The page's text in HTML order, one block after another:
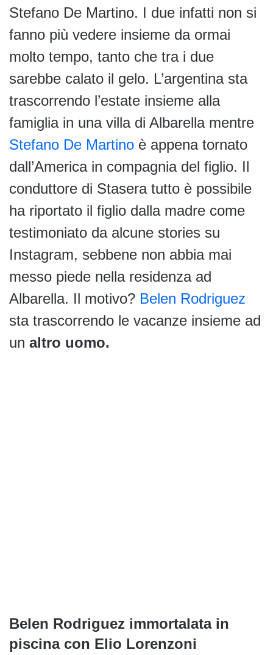
Stefano De Martino. I due infatti non si
fanno più vedere insieme da ormai
molto tempo, tanto che tra i due
sarebbe calato il gelo. L’argentina sta
trascorrendo l’estate insieme alla
famiglia in una villa di Albarella mentre
Stefano De Martino è appena tornato
dall’America in compagnia del figlio. Il
conduttore di Stasera tutto è possibile
ha riportato il figlio dalla madre come
testimoniato da alcune stories su
Instagram, sebbene non abbia mai
messo piede nella residenza ad
Albarella. Il motivo? Belen Rodriguez
sta trascorrendo le vacanze insieme ad
un altro uomo.
Belen Rodriguez immortalata in
piscina con Elio Lorenzoni